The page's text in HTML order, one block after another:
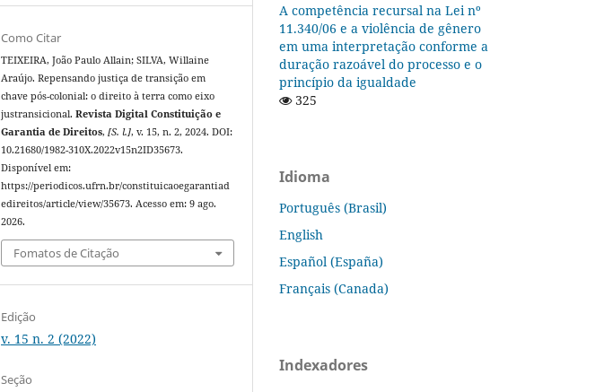
Como Citar
TEIXEIRA, João Paulo Allain; SILVA, Willaine
Araújo. Repensando justiça de transição em
chave pós-colonial: o direito à terra como eixo
justransicional.Revista Digital Constituição e
Garantia de Direitos,[S. l.], v. 15, n. 2, 2024. DOI:
10.21680/1982-310X.2022v15n2ID35673.
Disponível em:
https://periodicos.ufrn.br/constituicaoegarantiad
edireitos/article/view/35673. Acesso em: 9 ago.
2026.
Fomatos de Citação
Edição
v. 15 n. 2 (2022)
Seção
A competência recursal na Lei nº
11.340/06 e a violência de gênero
em uma interpretação conforme a
duração razoável do processo e o
princípio da igualdade
325
Idioma
Português (Brasil)
English
Español (España)
Français (Canada)
Indexadores